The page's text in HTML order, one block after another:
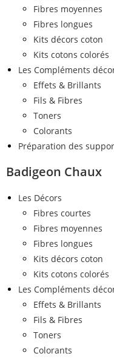
Fibres moyennes
Fibres longues
Kits décors coton
Kits cotons colorés
Les Compléments
Effets & Brillants
Fils & Fibres
Toners
Colorants
Préparation des
Badigeon Chaux
Les Décors
Fibres courtes
Fibres moyennes
Fibres longues
Kits décors coton
Kits cotons colorés
Les Compléments
Effets & Brillants
Fils & Fibres
Toners
Colorants